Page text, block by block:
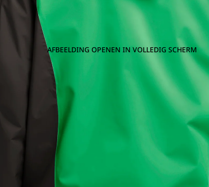
AFBEELDING OPENEN IN VOLLEDIG SCHERM